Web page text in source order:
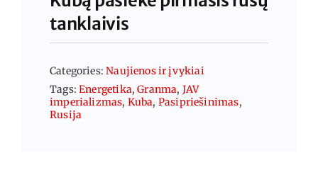
tanklaivis
Categories:Naujienos ir įvykiai
Tags:Energetika,Granma, JAV
imperializmas, Kuba, Pasipriešinimas,
Rusija